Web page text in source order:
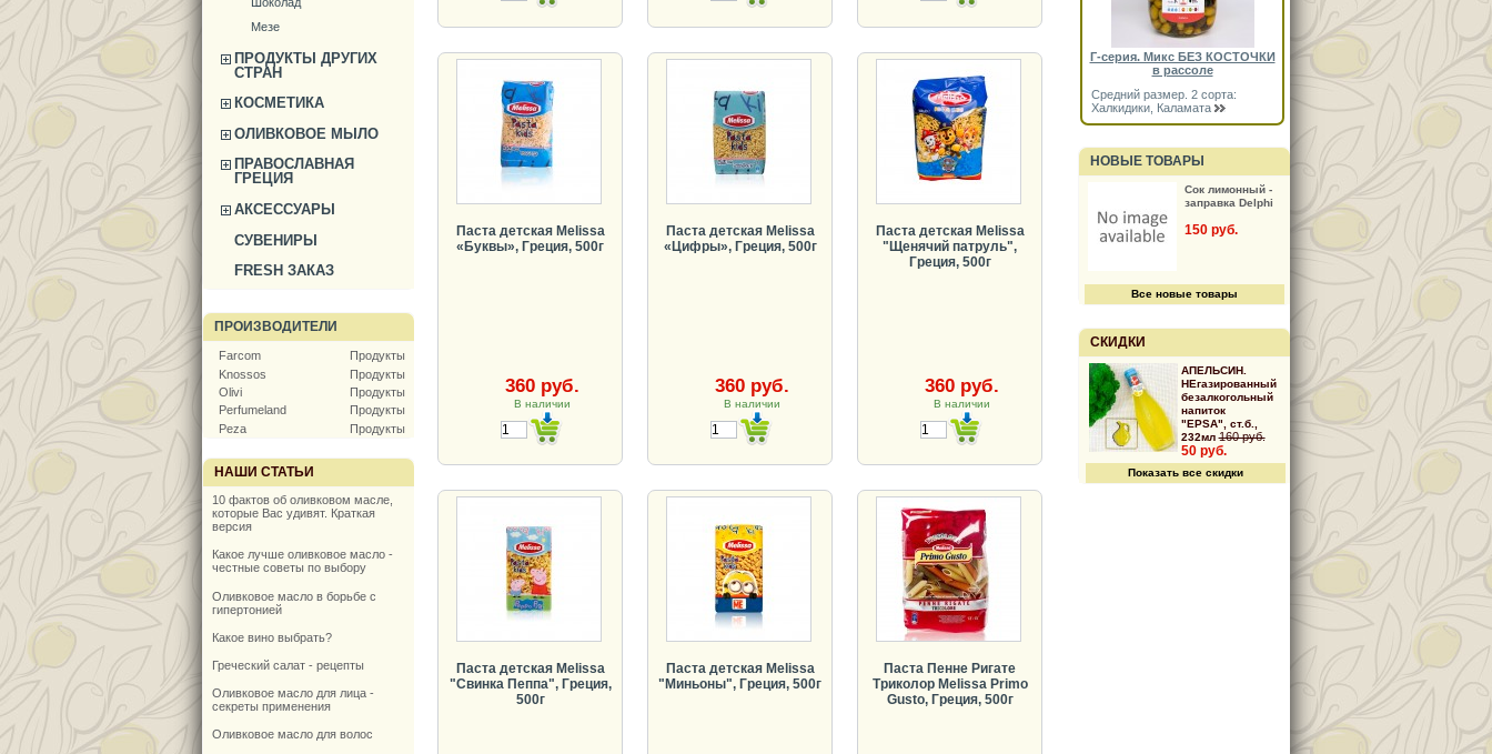
Мезе
ПРОДУКТЫ ДРУГИХ
СТРАН
КОСМЕТИКА
ОЛИВКОВОЕ МЫЛО
ПРАВОСЛАВНАЯ
ГРЕЦИЯ
АКСЕССУАРЫ
СУВЕНИРЫ
FRESH ЗАКАЗ
ПРОИЗВОДИТЕЛИ
Farcom
Продукты
Knossos
Продукты
Olivi
Продукты
Perfumeland
Продукты
Peza
Продукты
НАШИ СТАТЬИ
10 фактов об оливковом масле,
которые Вас удивят. Краткая
версия
Какое лучше оливковое масло -
честные советы по выбору
Оливковое масло в борьбе с
гипертонией
Какое вино выбрать?
Греческий салат - рецепты
Оливковое масло для лица -
секреты применения
Оливковое масло для волос
Паста детская Melissa
«Буквы», Греция, 500г
360 руб.
В наличии
Паста детская Melissa
«Цифры», Греция, 500г
360 руб.
В наличии
Паста детская Melissa
"Щенячий патруль",
Греция, 500г
360 руб.
В наличии
Паста детская Melissa
"Свинка Пеппа", Греция,
500г
Паста детская Melissa
"Миньоны", Греция, 500г
Паста Пенне Ригате
Триколор Melissa Primo
Gusto, Греция, 500г
Г-серия. Микс БЕЗ КОСТОЧКИ
в рассоле
Средний размер. 2 сорта:
Халкидики, Каламата
НОВЫЕ ТОВАРЫ
Сок лимонный -
заправка Delphi
150 руб.
Все новые товары
СКИДКИ
АПЕЛЬСИН.
НЕгазированный
безалкогольный
напиток
"EPSA", ст.б.,
232мл 160 руб.
50 руб.
Показать все скидки